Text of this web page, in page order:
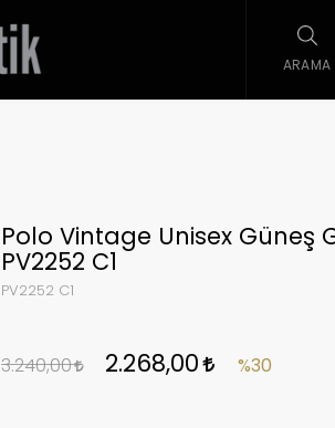
ARAMA
Polo Vintage Unisex Güneş
PV2252 C1
PV2252 C1
3.240,00 2.268,00 %30